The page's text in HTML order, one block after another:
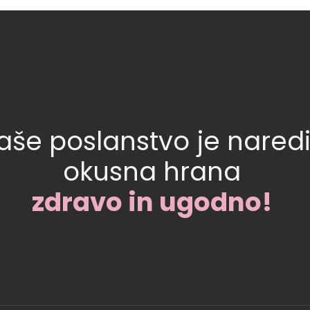
poslanstvo je
okusna hrana
zdravo in ugodno!